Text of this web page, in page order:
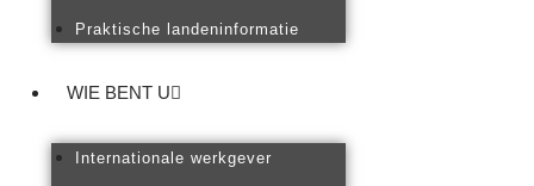
Praktische landeninformatie
WIE BENT U
Internationale werkgever